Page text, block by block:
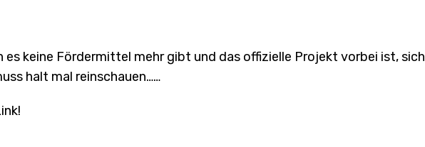
es keine Fördermittel mehr gibt und das offizielle Projekt vorbei ist, sich
halt mal reinschauen……